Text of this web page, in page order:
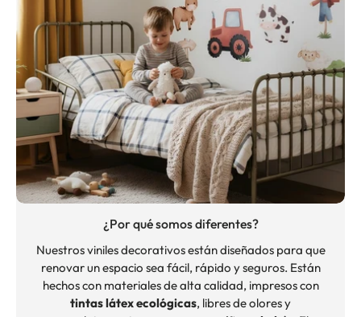
¿Por qué somos diferentes?
Nuestros viniles decorativos están diseñados para que
renovar un espacio sea fácil, rápido y seguros. Están
hechos con materiales de alta calidad, impresos con
tintas látex ecológicas, libres de olores y